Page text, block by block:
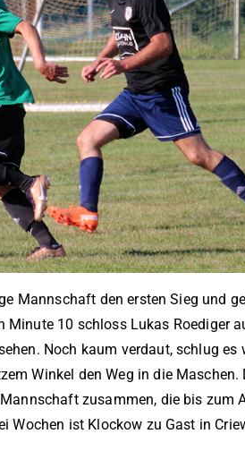
Mannschaft den ersten Sieg und
10 schloss Lukas Roediger
Noch kaum verdaut, schlug es
Winkel den Weg in die Maschen.
zusammen, die bis zum
Wochen ist Klockow zu Gast in